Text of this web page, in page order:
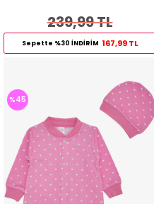
239,99 TL
Sepette %30 İNDİRİM 167,99 TL
%45